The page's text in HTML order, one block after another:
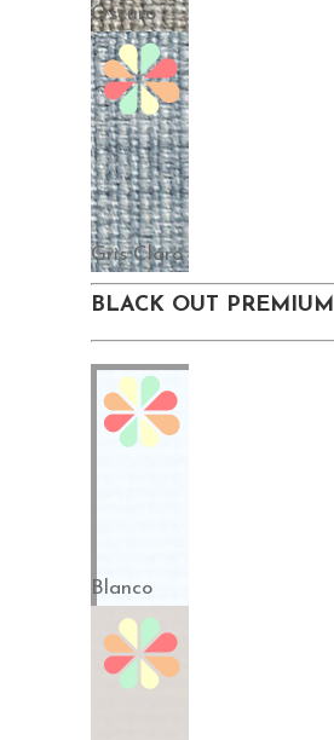
Oscuro
Gris Claro
BLACK OUT PREMIUM
Blanco